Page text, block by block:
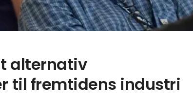
alternativ
til fremtidens industri